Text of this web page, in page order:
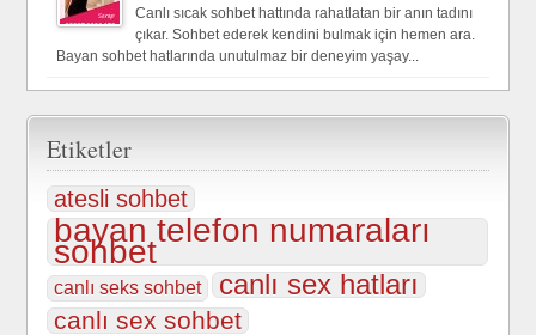
Canlı sıcak sohbet hattında rahatlatan bir anın tadını
çıkar. Sohbet ederek kendini bulmak için hemen ara.
Bayan sohbet hatlarında unutulmaz bir deneyim yaşay...
Etiketler
atesli sohbet
bayan telefon numaraları
sohbet
canlı seks sohbet canlı sex hatları
canlı sex sohbet